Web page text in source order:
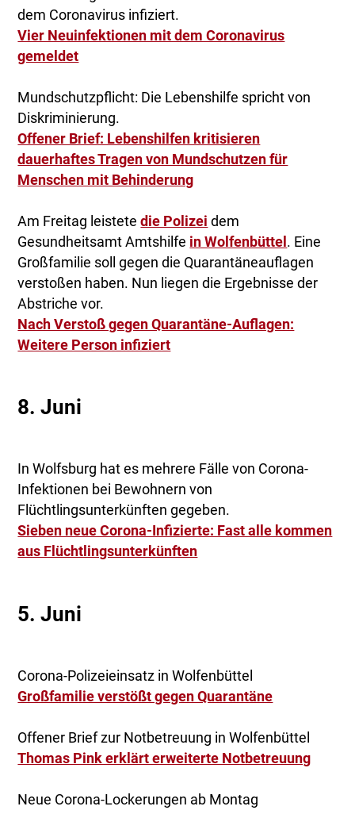
dem Coronavirus infiziert.
Vier Neuinfektionen mit dem Coronavirus
gemeldet
Mundschutzpflicht: Die Lebenshilfe spricht von
Diskriminierung.
Offener Brief: Lebenshilfen kritisieren
dauerhaftes Tragen von Mundschutzen für
Menschen mit Behinderung
Am Freitag leistetedie Polizei dem
Gesundheitsamt Amtshilfe in Wolfenbüttel . Eine
Großfamilie soll gegen die Quarantäneauflagen
verstoßen haben. Nun liegen die Ergebnisse der
Abstriche vor.
Nach Verstoß gegen Quarantäne-Auflagen:
Weitere Person infiziert
8. Juni
In Wolfsburg hat es mehrere Fälle von Corona-
Infektionen bei Bewohnern von
Flüchtlingsunterkünften gegeben.
Sieben neue Corona-Infizierte: Fast alle kommen
aus Flüchtlingsunterkünften
5. Juni
Corona-Polizeieinsatz in Wolfenbüttel
Großfamilie verstößt gegen Quarantäne
Offener Brief zur Notbetreuung in Wolfenbüttel
Thomas Pink erklärt erweiterte Notbetreuung
Neue Corona-Lockerungen ab Montag